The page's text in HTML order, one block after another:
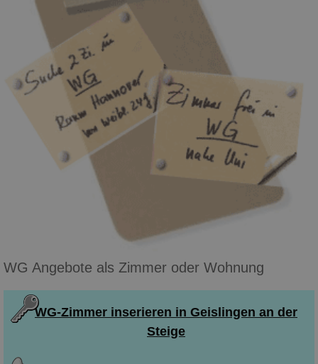
WG Angebote als Zimmer oder Wohnung
WG-Zimmer inserieren in Geislingen an der
Steige